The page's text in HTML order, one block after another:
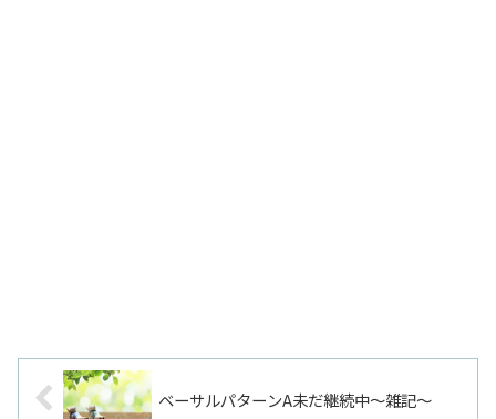
ベーサルパターンA未だ継続中～雑記～